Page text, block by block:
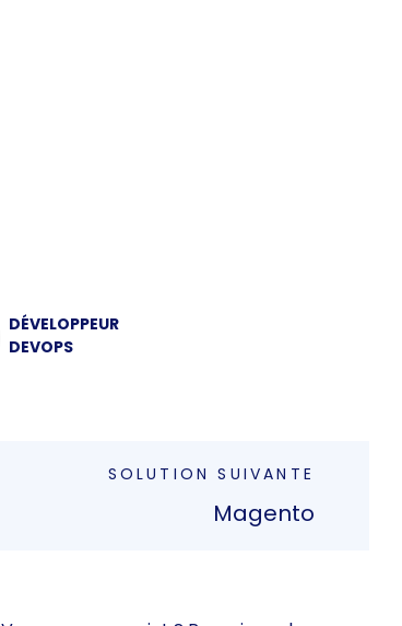
DÉVELOPPEUR
DEVOPS
SOLUTION SUIVANTE
Magento